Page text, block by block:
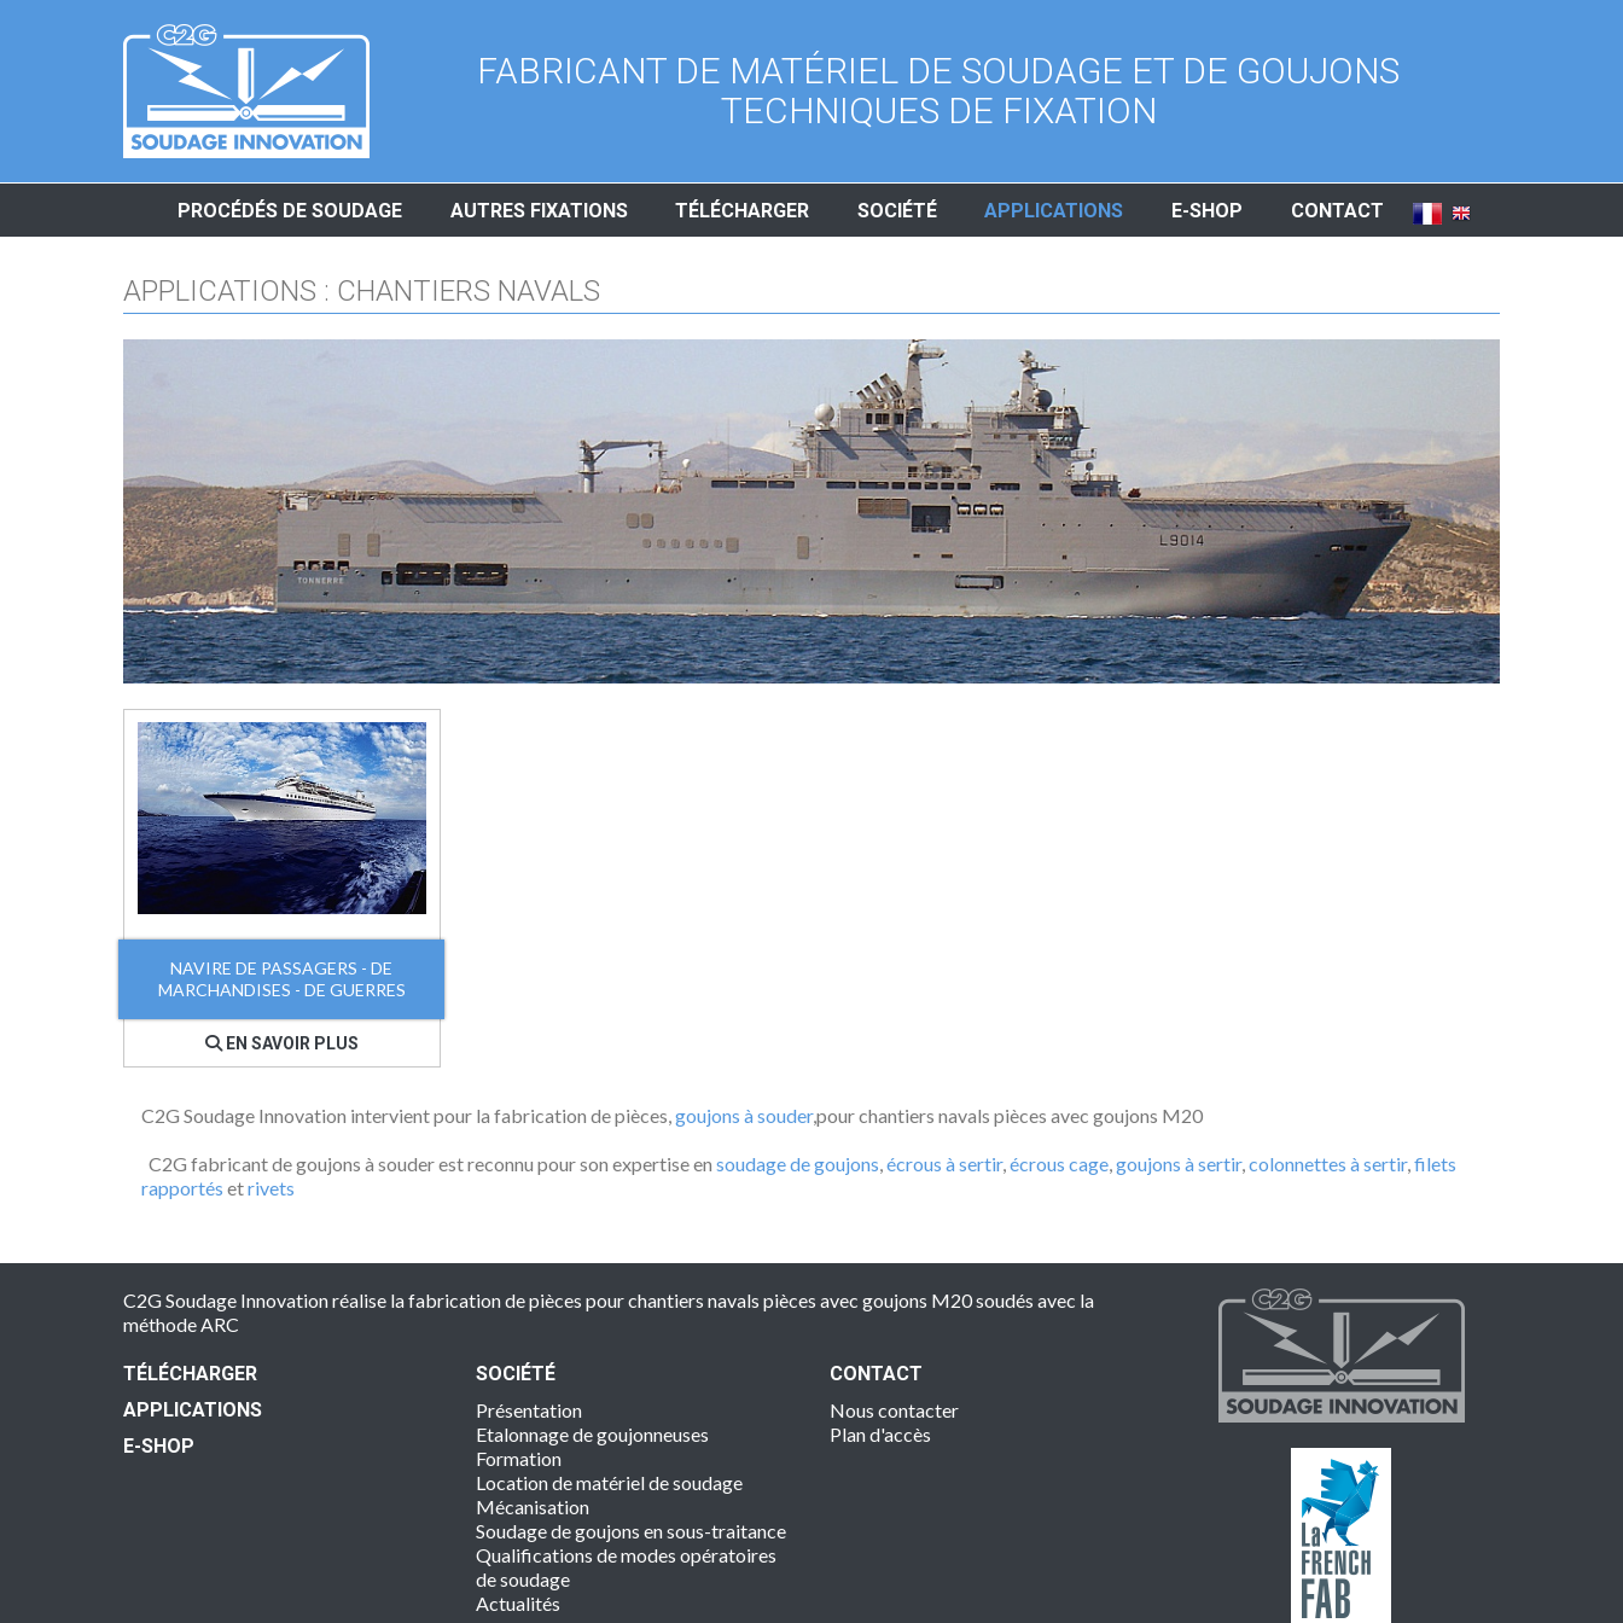
FABRICANT DE MATÉRIEL DE SOUDAGE ET DE GOUJONS
TECHNIQUES DE FIXATION
PROCÉDÉS DE SOUDAGE AUTRES FIXATIONS TÉLÉCHARGER SOCIÉTÉ APPLICATIONS E-SHOP CONTACT
APPLICATIONS : CHANTIERS NAVALS
NAVIRE DE PASSAGERS - DE
MARCHANDISES - DE GUERRES
EN SAVOIR PLUS
C2G Soudage Innovation intervient pour la fabrication de pièces,goujons à souder,pour chantiers navals pièces avec goujons M20
C2G fabricant de goujons à souder est reconnu pour son expertise en soudage de goujons,écrous à sertir,écrous cage,goujons à sertir,colonnettes à sertir,filets
rapportés etrivets
C2G Soudage Innovation réalise la fabrication de pièces pour chantiers navals pièces avec goujons M20 soudés avec la
méthode ARC
TÉLÉCHARGER
APPLICATIONS
E-SHOP
SOCIÉTÉ
Présentation
Etalonnage de goujonneuses
Formation
Location de matériel de soudage
Mécanisation
Soudage de goujons en sous-traitance
Qualifications de modes opératoires
de soudage
Actualités
CONTACT
Nous contacter
Plan d'accès